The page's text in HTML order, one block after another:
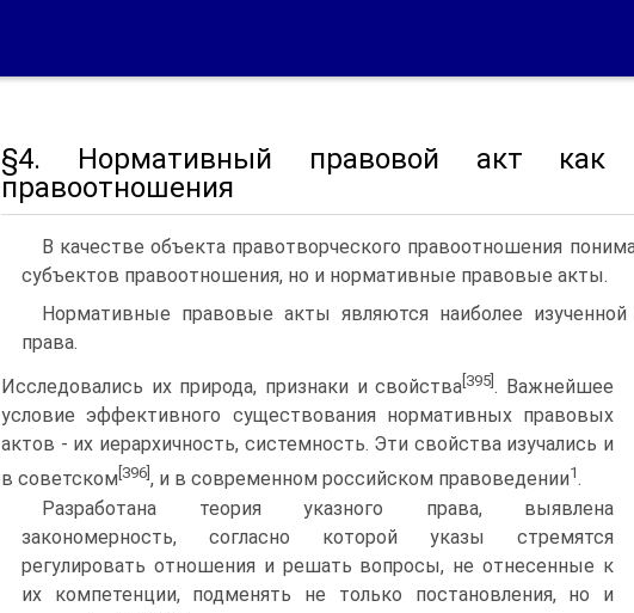
§4. Нормативный правовой акт как
правоотношения
В качестве объекта правотворческого правоотношения
субъектов правоотношения, но и нормативные правовые акты.
Нормативные правовые акты являются наиболее
права.
Исследовались их природа, признаки и свойства [395] . Важнейшее
условие эффективного существования нормативных правовых
актов - их иерархичность, системность. Эти свойства изучались и
в советском [396] , и в современном российском правоведении1.
Разработана теория указного права, выявлена
закономерность, согласно которой указы стремятся
регулировать отношения и решать вопросы, не отнесенные к
их компетенции, подменять не только постановления, но и